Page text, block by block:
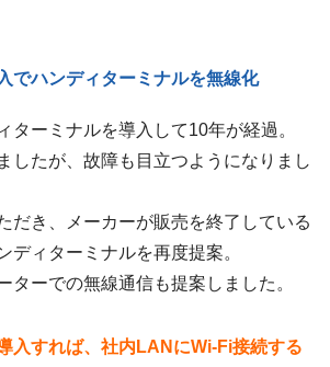
でハンディターミナルを無線化
ターミナルを導入して10年が経過。
したが、故障も目立つようになりまし
だき、メーカーが販売を終了している
ディターミナルを再度提案。
ターでの無線通信も提案しました。
入すれば、社内LANにWi-Fi接続する